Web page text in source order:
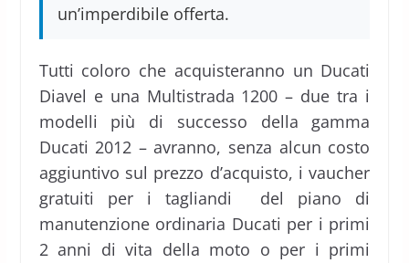
un’imperdibile offerta.
Tutti coloro che acquisteranno un Ducati
Diavel e una Multistrada 1200 – due tra i
modelli più di successo della gamma
Ducati 2012 – avranno, senza alcun costo
aggiuntivo sul prezzo d’acquisto, i vaucher
gratuiti per i tagliandi del piano di
manutenzione ordinaria Ducati per i primi
2 anni di vita della moto o per i primi